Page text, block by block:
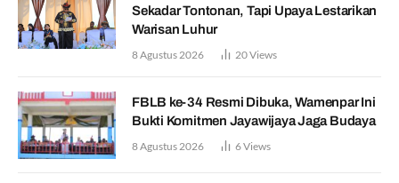
Sekadar Tontonan, Tapi Upaya Lestarikan
Warisan Luhur
8 Agustus 2026 20Views
FBLB ke-34 Resmi Dibuka, Wamenpar Ini
Bukti Komitmen Jayawijaya Jaga Budaya
8 Agustus 2026 6Views